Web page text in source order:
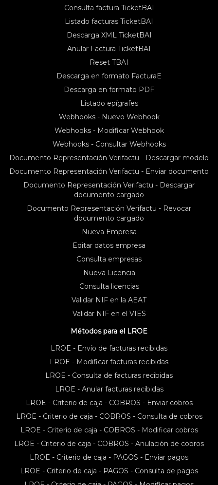
Consulta factura TicketBAI
Listado facturas TicketBAI
Descarga XML TicketBAI
Anular Factura TicketBAI
Reset TBAI
Descarga en formato FacturaE
Descarga en formato PDF
Listado epígrafes
Webhooks - Nuevo Webhook
Webhooks - Modificar Webhook
Webhooks - Consultar Webhooks
Documento Representación Verifactu - Descargar modelo
Documento Representación Verifactu - Enviar documento
Documento Representación Verifactu - Descargar
documento cargado
Documento Representación Verifactu - Revocar
documento cargado
Nueva Empresa
Editar datos empresa
Consulta empresas
Nueva Licencia
Consulta licencias
Validar NIF en la AEAT
Validar NIF en el VIES
Métodos para el LROE
LROE - Envío de facturas recibidas
LROE - Modificar facturas recibidas
LROE - Consulta de facturas recibidas
LROE - Anular facturas recibidas
LROE - Criterio de caja - COBROS - Enviar cobros
LROE - Criterio de caja - COBROS - Consulta de cobros
LROE - Criterio de caja - COBROS - Modificar cobros
LROE - Criterio de caja - COBROS - Anulación de cobros
LROE - Criterio de caja - PAGOS - Enviar pagos
LROE - Criterio de caja - PAGOS - Consulta de pagos